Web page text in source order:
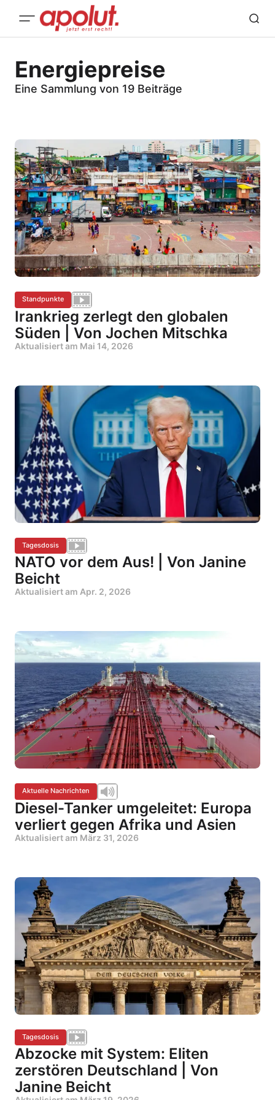
Energiepreise
Eine Sammlung von 19 Beiträge
Standpunkte
Irankrieg zerlegt den globalen
Süden | Von Jochen Mitschka
Aktualisiert am Mai 14, 2026
Tagesdosis
NATO vor dem Aus! | Von Janine
Beicht
Aktualisiert am Apr. 2, 2026
Aktuelle Nachrichten
Diesel-Tanker umgeleitet: Europa
verliert gegen Afrika und Asien
Aktualisiert am März 31, 2026
Tagesdosis
Abzocke mit System: Eliten
zerstören Deutschland | Von
Janine Beicht